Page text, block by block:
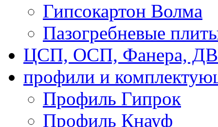
Гипсокартон Волма
Пазогребневые
ЦСП, ОСП, Фанера,
профили и
Профиль Гипрок
Профиль Кнауф